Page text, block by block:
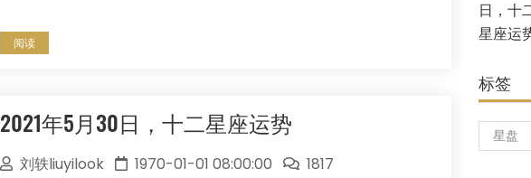
阅读
2021年5月30日，十二星座运势
刘轶liuyilook 1970-01-01 08:00:00 1817
标签
星盘